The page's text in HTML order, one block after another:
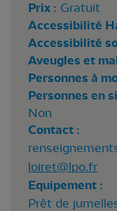
Prix : Gratuit
Accessibilité
Accessibilité
Aveugles et
Personnes à
Personnes en
Non
Contact :
loiret@lpo.fr
Equipement :
Prêt de